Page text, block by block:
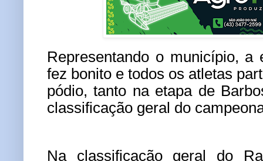
Representando o município, a
fez bonito e todos os atletas
pódio, tanto na etapa de
classificação geral do
Na classificação geral do